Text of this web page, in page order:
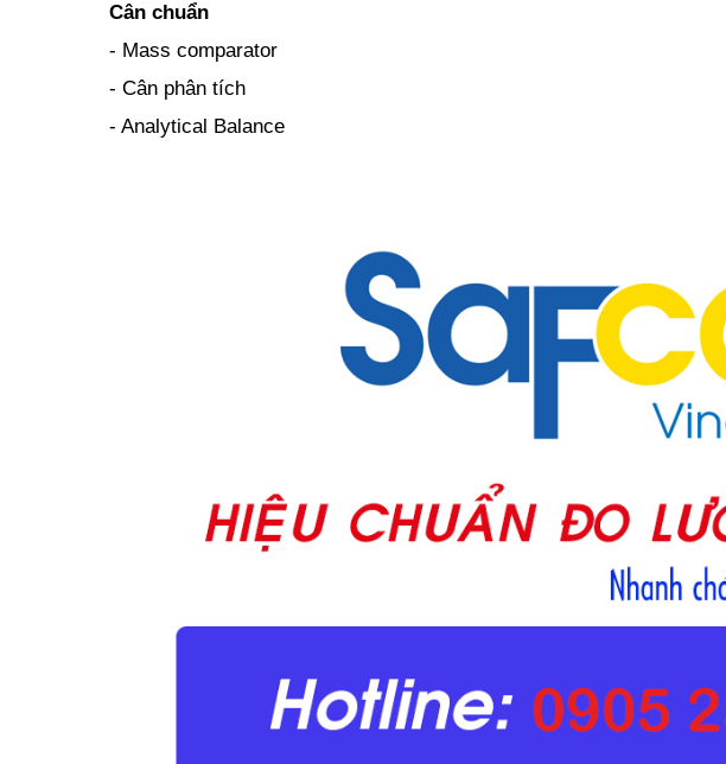
Cân chuẩn
- Mass comparator
- Cân phân tích
- Analytical Balance